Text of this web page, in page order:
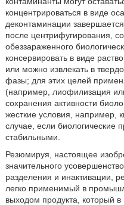
концентрироваться в виде
деконтаминации
после центрифугирования,
обеззараженного
консервировать в виде
или можно извлекать в
фазы; для этих целей
(например, лиофилизация
сохранения активности
жесткие условия, например,
случае, если биологические
стабильными.
Резюмируя, настоящее
значительного
разделения и инактивации,
легко применимый в
выходом продукта, который